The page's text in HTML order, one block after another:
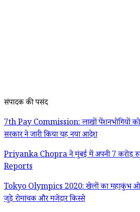
संपादक की पसंद
7th Pay Commission: लाखों पेंशनभोगियों को
सरकार ने जारी किया यह नया आदेश
Priyanka Chopra ने मुंबई में अपनी 7 करोड़ रुपए
Reports
Tokyo Olympics 2020: खेलों का महाकुंभ
जुड़े रोमांचक और मजेदार किस्से